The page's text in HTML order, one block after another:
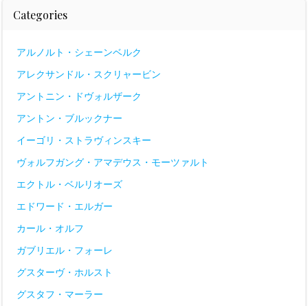
Categories
アルノルト・シェーンベルク
アレクサンドル・スクリャービン
アントニン・ドヴォルザーク
アントン・ブルックナー
イーゴリ・ストラヴィンスキー
ヴォルフガング・アマデウス・モーツァルト
エクトル・ベルリオーズ
エドワード・エルガー
カール・オルフ
ガブリエル・フォーレ
グスターヴ・ホルスト
グスタフ・マーラー